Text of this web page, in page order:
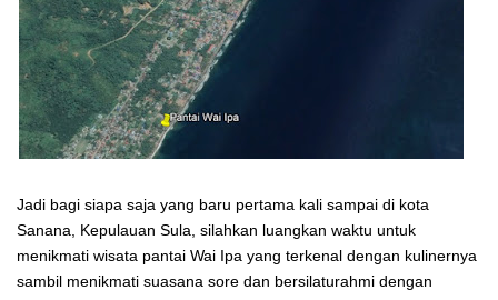
Jadi bagi siapa saja yang baru pertama kali sampai di kota
Sanana, Kepulauan Sula, silahkan luangkan waktu untuk
menikmati wisata pantai Wai Ipa yang terkenal dengan kulinernya
sambil menikmati suasana sore dan bersilaturahmi dengan